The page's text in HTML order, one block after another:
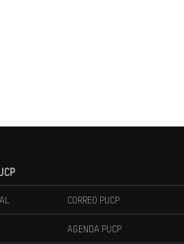
CORREO PUCP
AGENDA PUCP